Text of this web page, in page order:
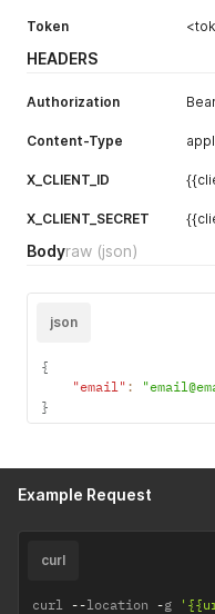
email
Token
HEADERS
Authorization
Content-Type
X_CLIENT_ID
X_CLIENT_SECRET
Bodyraw (json)
json
{
"email" :
}
Example Request
curl
curl --location -g